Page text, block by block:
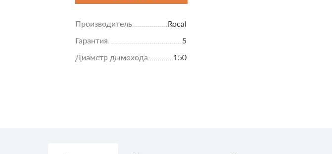
Производитель
Rocal
Гарантия
5
Диаметр дымохода
150